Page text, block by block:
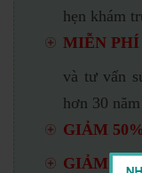
hẹn khám
MIỄN PHÍ
và tư vấn
hơn 30
GIẢM 50%
GIẢM 30%